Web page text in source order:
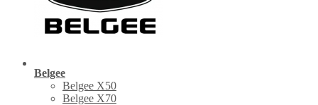
Belgee
Belgee X50
Belgee X70